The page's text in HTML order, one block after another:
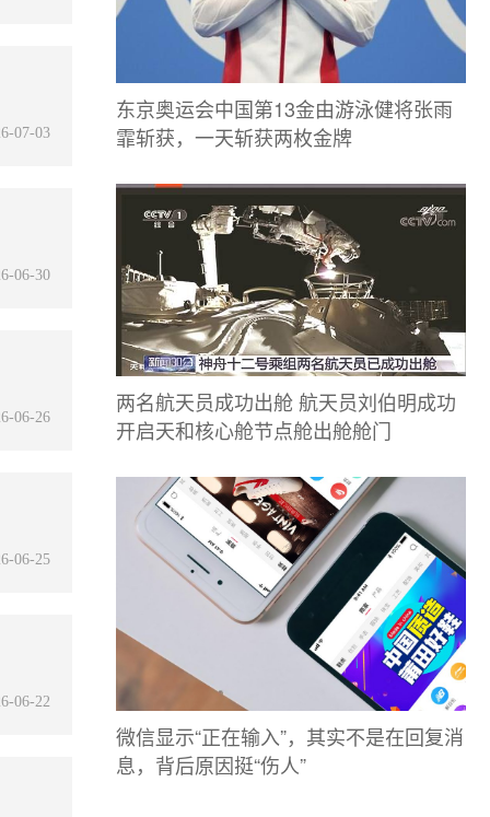
07-03
06-30
06-26
06-25
06-22
东京奥运会中国第13金由游泳健将张雨
霏斩获，一天斩获两枚金牌
两名航天员成功出舱 航天员刘伯明成功
开启天和核心舱节点舱出舱舱门
微信显示“正在输入”，其实不是在回复消
息，背后原因挺“伤人”